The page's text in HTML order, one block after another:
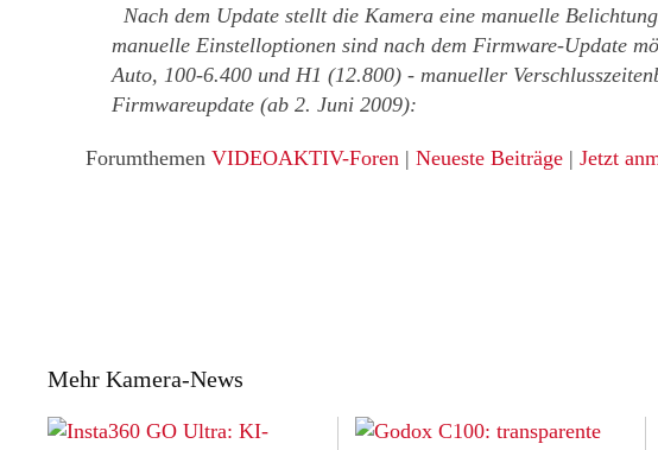
Nach dem Update stellt die Kamera eine manuelle
manuelle Einstelloptionen sind nach dem Firmware-Update
Auto, 100-6.400 und H1 (12.800) - manueller
Firmwareupdate (ab 2. Juni 2009):
Forumthemen VIDEOAKTIV-Foren | Neueste Beiträge | Jetzt
Mehr Kamera-News